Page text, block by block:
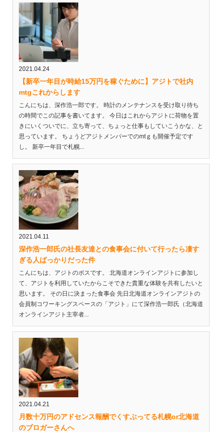
2021.04.24
【新卒一年目が時給15万円を稼ぐために】アジトで社内
mtgこれからします
こんにちは、深作浩一郎です。 時計のメンテナンスを受け取り待ち
の時間でこの記事を書いてます。 今日はこれからアジトに荷物を置
きにいくついでに、立ち寄って、ちょっと仕事もしていこうかな、と
思っています。 ちょうどアジトメンバーでのmtｇも開催予定です
し。 新卒一年目で札幌...
2021.04.11
深作浩一郎氏の社長友達との食事会に付いて行ったら凄す
ぎる人ばっかりだった件
こんにちは、アジトのボスです。 北海道オンラインアジトに参加し
て、アジトを利用していたからこそできた貴重な体験を共有したいと
思います。 その日に決まった食事会 先日北海道オンラインアジトの
会員制コワーキングスペースの「アジト」にて深作浩一郎氏（北海道
オンラインアジト主宰者...
2021.04.21
月数十万円のアドセンス報酬でくすぶってる札幌or北海道
のブロガーさんへ